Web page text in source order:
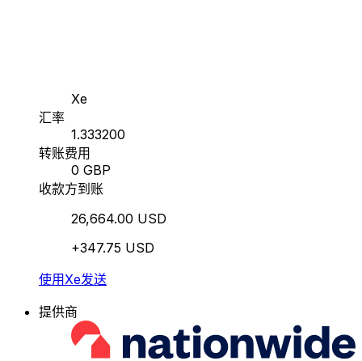
Xe
汇率
1.333200
转账费用
0 GBP
收款方到账
26,664.00 USD
+347.75 USD
使用Xe发送
提供商